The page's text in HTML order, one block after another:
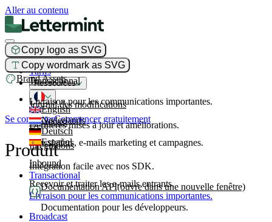
Aller au contenu
Copy logo as SVG
Copy wordmark as SVG
Brand Assets
Produit
Transactional
Livraison pour les communications importantes.
Broadcast
Newsletters, e-mails marketing et campagnes.
Inbound
Recevoir et traiter les e-mails entrants.
Tarifs
Ressources
Journal des modifications
Dernières mises à jour et améliorations.
Intégrations
Intégration facile avec nos SDK.
Documentation API(ouvre dans une nouvelle fenêtre)
Documentation pour les développeurs.
English
Nederlands
Deutsch
Español
Se connecterCommencer gratuitement
Produit
Transactional
Livraison pour les communications importantes.
Broadcast